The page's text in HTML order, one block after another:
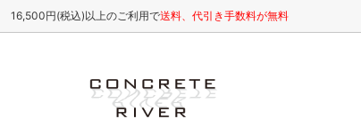
16,500円(税込)以上のご利用で送料、代引き手数料が無料